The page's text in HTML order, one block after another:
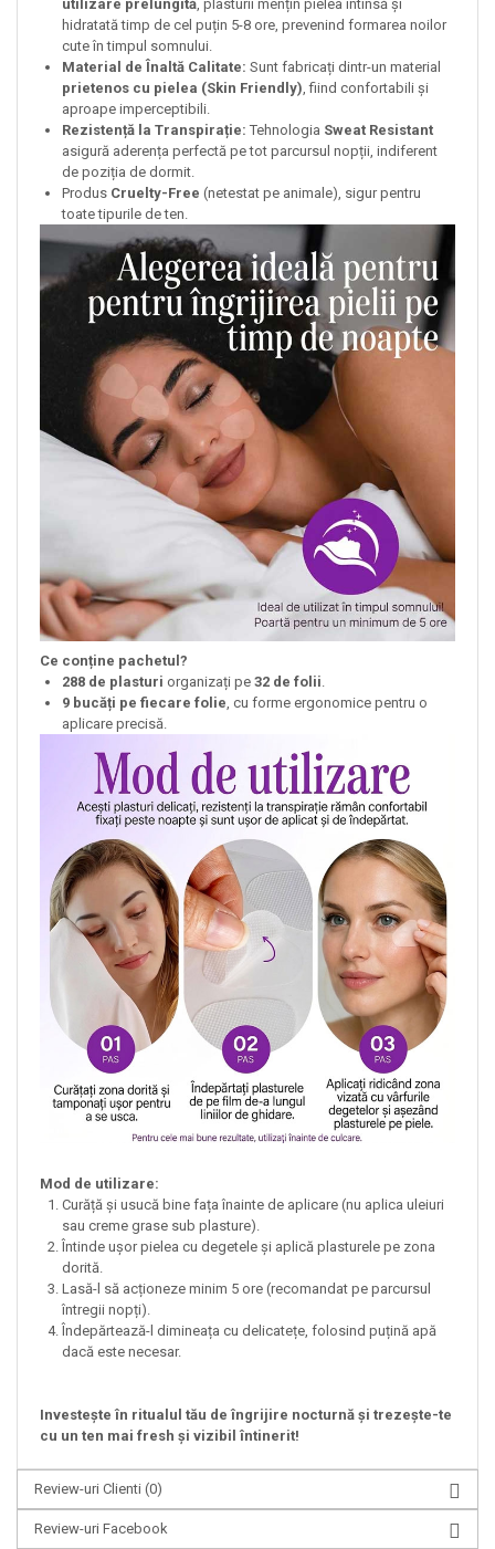
utilizare prelungită, plasturii mențin pielea întinsă și
hidratată timp de cel puțin 5-8 ore, prevenind formarea noilor
cute în timpul somnului.
Material de Înaltă Calitate: Sunt fabricați dintr-un material
prietenos cu pielea (Skin Friendly), fiind confortabili și
aproape imperceptibili.
Rezistență la Transpirație: Tehnologia Sweat Resistant
asigură aderența perfectă pe tot parcursul nopții, indiferent
de poziția de dormit.
Produs Cruelty-Free (netestat pe animale), sigur pentru
toate tipurile de ten.
Ce conține pachetul?
288 de plasturi organizați pe 32 de folii
9 bucăți pe fiecare folie , cu forme ergonomice pentru o
aplicare precisă.
Mod de utilizare:
Curăță și usucă bine fața înainte de aplicare (nu aplica uleiuri
sau creme grase sub plasture).
Întinde ușor pielea cu degetele și aplică plasturele pe zona
dorită.
Lasă-l să acționeze minim 5 ore (recomandat pe parcursul
întregii nopți).
Îndepărtează-l dimineața cu delicatețe, folosind puțină apă
dacă este necesar.
Investește în ritualul tău de îngrijire nocturnă și trezește-te
cu un ten mai fresh și vizibil întinerit!
Review-uri Clienti (0)
Review-uri Facebook